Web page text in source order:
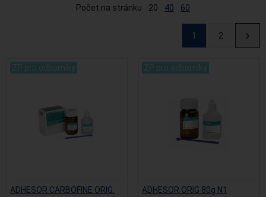
dentálních zrcátek a dalších dentálních nástrojů.
Počet na stránku 20 40 60
1 2
ZP pro odborníky
ADHESOR CARBOFINE ORIG.
ZP pro odborníky
ADHESOR ORIG 80g N1